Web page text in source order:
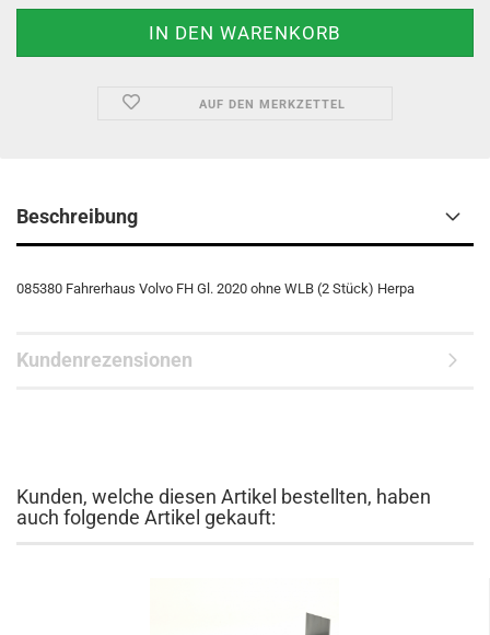
AUF DEN MERKZETTEL
Beschreibung
085380 Fahrerhaus Volvo FH Gl. 2020 ohne WLB (2 Stück) Herpa
Kundenrezensionen
Kunden, welche diesen Artikel bestellten, haben
auch folgende Artikel gekauft: